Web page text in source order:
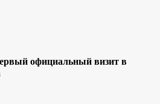
официальный визит в